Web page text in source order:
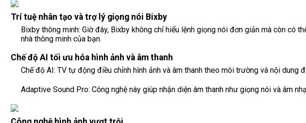
Trí tuệ nhân tạo và trợ lý giọng nói Bixby
Bixby thông minh: Giờ đây, Bixby không chỉ hiểu lệnh giọng nói đơn giản mà còn có
nhà thông minh của bạn.
Chế độ AI tối ưu hóa hình ảnh và âm thanh
Chế độ AI: TV tự động điều chỉnh hình ảnh và âm thanh theo môi trường và nội
Adaptive Sound Pro: Công nghệ này giúp nhận diện âm thanh như giọng nói và âm